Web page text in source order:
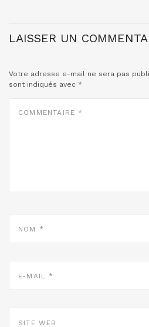
LAISSER UN
Votre adresse e-mail ne sera pas
sont indiqués avec *
MAIL
WEB